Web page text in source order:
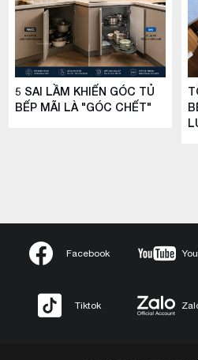
5 SAI LẦM KHIẾN GÓC TỦ
BẾP MÃI LÀ "GÓC CHẾT"
Facebook
Tiktok